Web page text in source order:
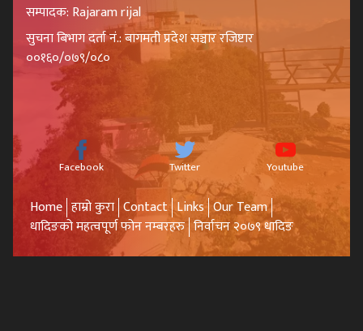
सम्पादक: Rajaram rijal
सुचना बिभाग दर्ता नं.: बागमती प्रदेश सञ्चार रजिष्टार
००१६०/०७९/०८०
Facebook Twitter Youtube
Home हाम्रो कुरा Contact Links Our Team
धादिङको महत्वपूर्ण फोन नम्बरहरु निर्वाचन २०७९ धादिङ